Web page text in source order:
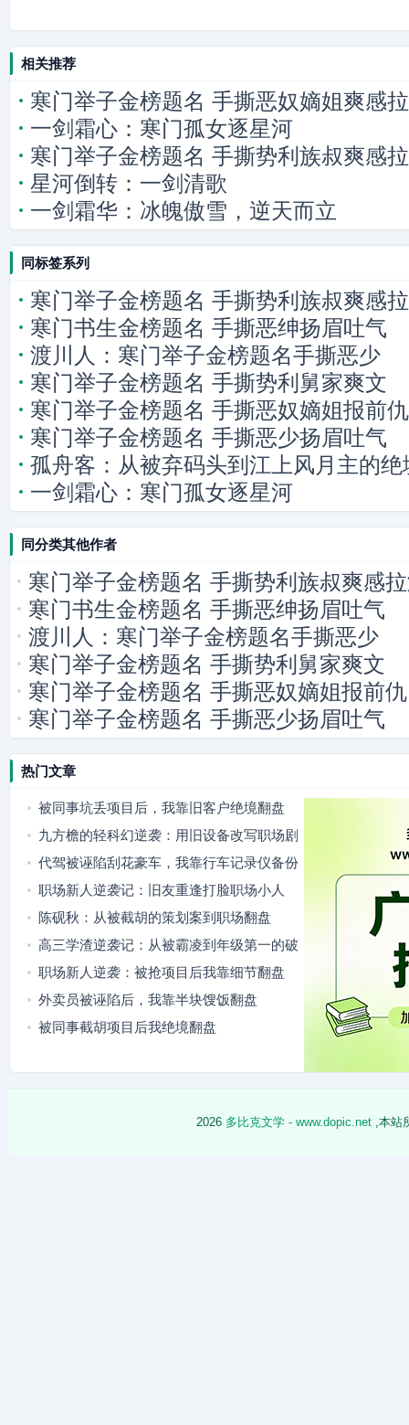
相关推荐
寒门举子金榜题名 手撕恶奴嫡姐爽感
一剑霜心：寒门孤女逐星河
寒门举子金榜题名 手撕势利族叔爽感
星河倒转：一剑清歌
一剑霜华：冰魄傲雪，逆天而立
同标签系列
寒门举子金榜题名 手撕势利族叔爽感
寒门书生金榜题名 手撕恶绅扬眉吐气
渡川人：寒门举子金榜题名手撕恶少
寒门举子金榜题名 手撕势利舅家爽文
寒门举子金榜题名 手撕恶奴嫡姐报前仇
寒门举子金榜题名 手撕恶少扬眉吐气
孤舟客：从被弃码头到江上风月主的绝
一剑霜心：寒门孤女逐星河
同分类其他作者
寒门举子金榜题名 手撕势利族叔爽感
寒门书生金榜题名 手撕恶绅扬眉吐气
渡川人：寒门举子金榜题名手撕恶少
寒门举子金榜题名 手撕势利舅家爽文
寒门举子金榜题名 手撕恶奴嫡姐报前仇
寒门举子金榜题名 手撕恶少扬眉吐气
热门文章
被同事坑丢项目后，我靠旧客户绝境翻盘
九方檐的轻科幻逆袭：用旧设备改写职场剧
本
代驾被诬陷刮花豪车，我靠行车记录仪备份
翻盘
职场新人逆袭记：旧友重逢打脸职场小人
陈砚秋：从被截胡的策划案到职场翻盘
高三学渣逆袭记：从被霸凌到年级第一的破
局之路
职场新人逆袭：被抢项目后我靠细节翻盘
外卖员被诬陷后，我靠半块馊饭翻盘
被同事截胡项目后我绝境翻盘
2026 多比克文学 - www.dopic.net ,本站